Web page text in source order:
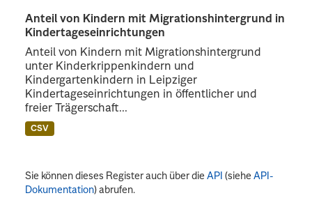
Anteil von Kindern mit Migrationshintergrund in
Kindertageseinrichtungen
Anteil von Kindern mit Migrationshintergrund
unter Kinderkrippenkindern und
Kindergartenkindern in Leipziger
Kindertageseinrichtungen in öffentlicher und
freier Trägerschaft...
CSV
Sie können dieses Register auch über dieAPI (sieheAPI-
Dokumentation) abrufen.